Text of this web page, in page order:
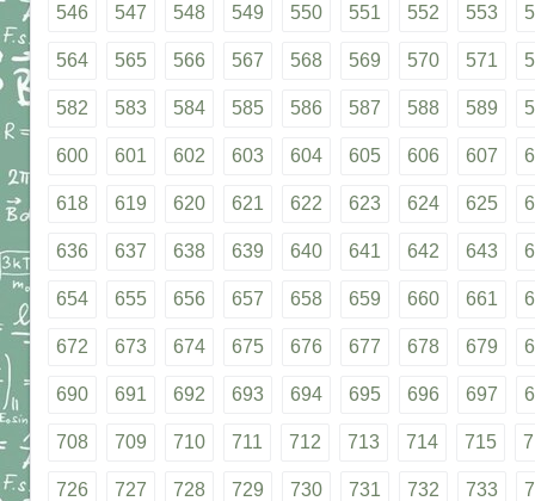
546 547 548 549 550 551 552 553
564 565 566 567 568 569 570 571
582 583 584 585 586 587 588 589
600 601 602 603 604 605 606 607
618 619 620 621 622 623 624 625
636 637 638 639 640 641 642 643
654 655 656 657 658 659 660 661
672 673 674 675 676 677 678 679
690 691 692 693 694 695 696 697
708 709 710 711 712 713 714 715
726 727 728 729 730 731 732 733